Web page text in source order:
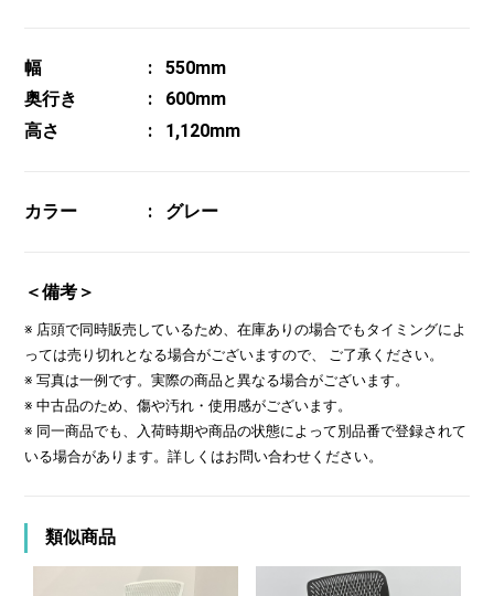
幅
550mm
奥行き
600mm
高さ
1,120mm
カラー グレー
＜備考＞
※ 店頭で同時販売しているため、在庫ありの場合でもタイミングによ
っては売り切れとなる場合がございますので、 ご了承ください。
※ 写真は一例です。実際の商品と異なる場合がございます。
※ 中古品のため、傷や汚れ・使用感がございます。
※ 同一商品でも、入荷時期や商品の状態によって別品番で登録されて
いる場合があります。詳しくはお問い合わせください。
類似商品